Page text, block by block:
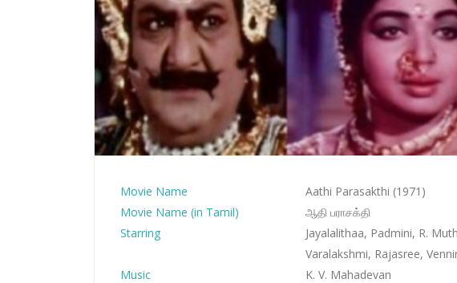
Movie Name
Aathi Parasakthi (1971)
Movie Name (in Tamil)
ஆதி பராசக்தி
Starring
Jayalalithaa, Padmini, R.
Varalakshmi, Rajasree,
Music
K. V. Mahadevan